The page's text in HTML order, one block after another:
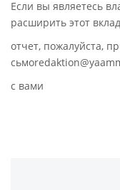
Если вы являетесь
расширить этот
отчет, пожалуйста,
с вами